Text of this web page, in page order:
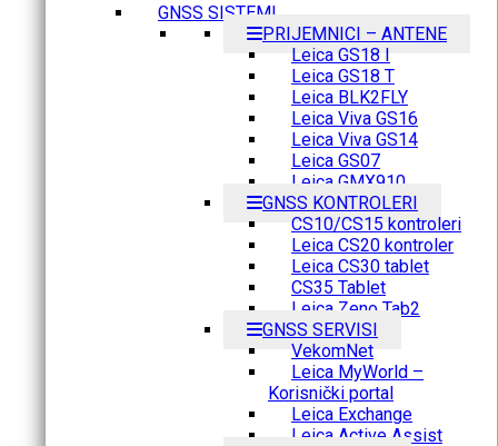
GNSS SISTEMI
PRIJEMNICI – ANTENE
Leica GS18 I
Leica GS18 T
Leica BLK2FLY
Leica Viva GS16
Leica Viva GS14
Leica GS07
Leica GMX910
GNSS KONTROLERI
CS10/CS15 kontroleri
Leica CS20 kontroler
Leica CS30 tablet
CS35 Tablet
Leica Zeno Tab2
GNSS SERVISI
VekomNet
Leica MyWorld –
Korisnički portal
Leica Exchange
Leica Active Assist